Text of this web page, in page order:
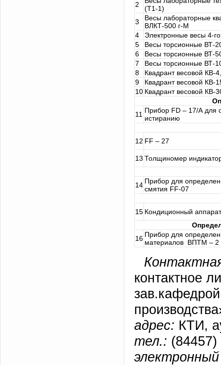
2
(Т1-1)
3
Весы лабораторные
ВЛКТ-500 г-М
4
Электронные весы 4-
5
Весы торсионные ВТ-
6
Весы торсионные ВТ-
7
Весы торсионные ВТ-
8
Квадрант весовой КВ-
9
Квадрант весовой КВ-
10 Квадрант весовой КВ-
11 Прибор FD – 17/А для
истиранию
12 FF – 27
13 Толщиномер
14 Прибор для
смятия FF-07
15 Кондиционный
16 Прибор для
материалов ВПТМ – 2
контактное
зав.кафедрой
адрес: КТИ,
тел.: